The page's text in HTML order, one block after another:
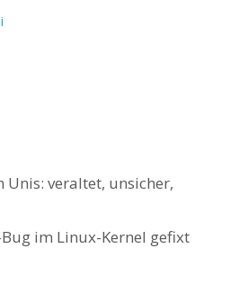
veraltet, unsicher,
im Linux-Kernel gefixt